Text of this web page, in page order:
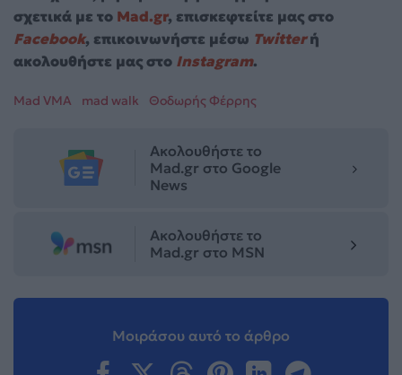
σχετικά με το Mad.gr, επισκεφτείτε μας στο
Facebook, επικοινωνήστε μέσω Twitterή
ακολουθήστε μας στο Instagram.
Mad VMA mad walk Θοδωρής Φέρρης
Ακολουθήστε το
Mad.gr στο Google
News
Ακολουθήστε το
Mad.gr στο MSN
Μοιράσου αυτό το άρθρο